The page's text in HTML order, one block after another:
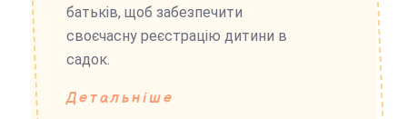
батьків, щоб забезпечити
своєчасну реєстрацію дитини в
садок.
Детальніше